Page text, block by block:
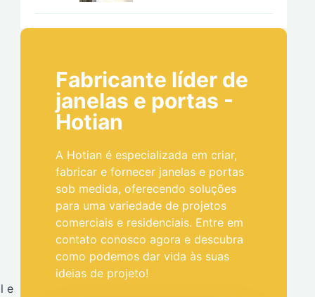
e
Fabricante líder de
janelas e portas -
Hotian
A Hotian é especializada em criar,
fabricar e fornecer janelas e portas
sob medida, oferecendo soluções
para uma variedade de projetos
comerciais e residenciais. Entre em
contato conosco agora e descubra
como podemos dar vida às suas
ideias de projeto!